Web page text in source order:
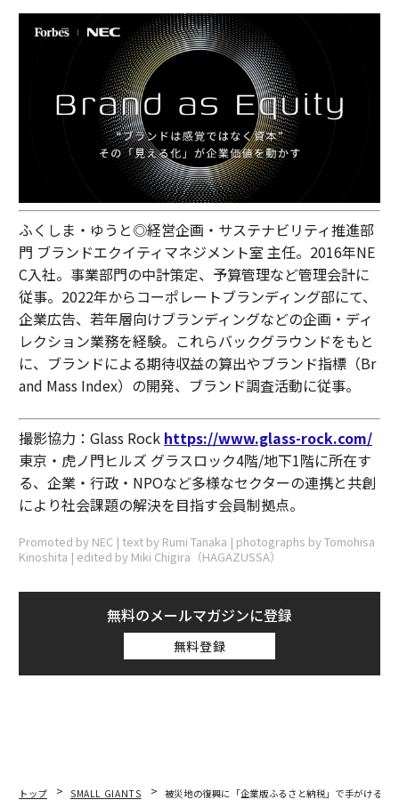
ふくしま・ゆうと◎経営企画・サステナビリティ推進部
門 ブランドエクイティマネジメント室 主任。2016年NE
C入社。事業部門の中計策定、予算管理など管理会計に
従事。2022年からコーポレートブランディング部にて、
企業広告、若年層向けブランディングなどの企画・ディ
レクション業務を経験。これらバックグラウンドをもと
に、ブランドによる期待収益の算出やブランド指標（Br
and Mass Index）の開発、ブランド調査活動に従事。
撮影協力：Glass Rock https://www.glass-rock.com/
東京・虎ノ門ヒルズ グラスロック4階/地下1階に所在す
る、企業・行政・NPOなど多様なセクターの連携と共創
により社会課題の解決を目指す会員制拠点。
Promoted by NEC | text by Rumi Tanaka | photographs by Tomohisa
Kinoshita | edited by Miki Chigira（HAGAZUSSA）
無料のメールマガジンに登録
無料登録
トップ SMALL GIANTS
被災地の復興に「企業版ふるさと納税」で手がける地